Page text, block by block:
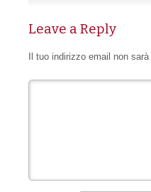
Leave a Reply
Il tuo indirizzo email non